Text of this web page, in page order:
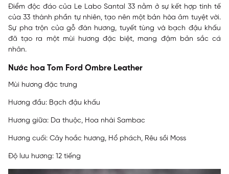
Điểm độc đáo của Le Labo Santal 33 nằm ở sự kết hợp tinh tế
của 33 thành phần tự nhiên, tạo nên một bản hòa âm tuyệt vời.
Sự pha trộn của gỗ đàn hương, tuyết tùng và bạch đậu khấu
đã tạo ra một mùi hương đặc biệt, mang đậm bản sắc cá
nhân.
Nước hoa Tom Ford Ombre Leather
Mùi hương đặc trưng
Hương đầu: Bạch đậu khấu
Hương giữa: Da thuộc, Hoa nhài Sambac
Hương cuối: Cây hoắc hương, Hổ phách, Rêu sồi Moss
Độ lưu hương: 12 tiếng